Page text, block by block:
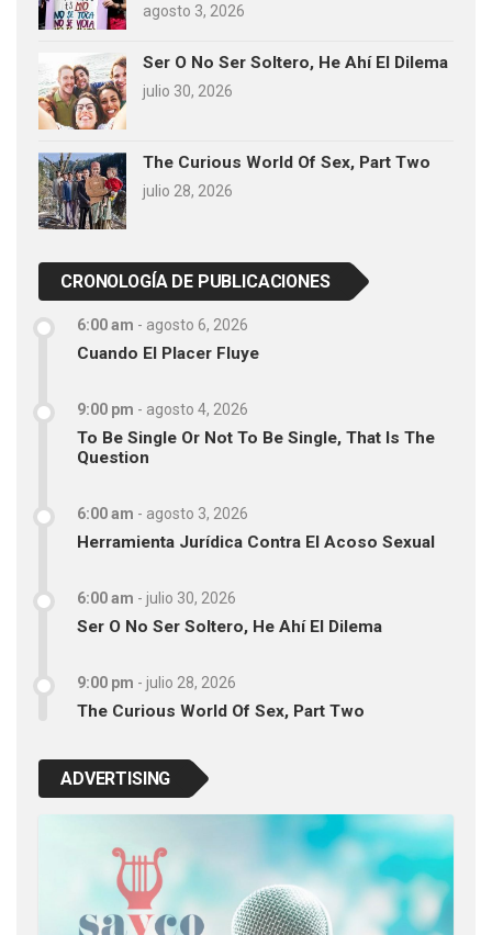
agosto 3, 2026
Ser O No Ser Soltero, He Ahí El Dilema
julio 30, 2026
The Curious World Of Sex, Part Two
julio 28, 2026
CRONOLOGÍA DE PUBLICACIONES
6:00 am - agosto 6, 2026
Cuando El Placer Fluye
9:00 pm - agosto 4, 2026
To Be Single Or Not To Be Single, That Is The
Question
6:00 am - agosto 3, 2026
Herramienta Jurídica Contra El Acoso Sexual
6:00 am - julio 30, 2026
Ser O No Ser Soltero, He Ahí El Dilema
9:00 pm - julio 28, 2026
The Curious World Of Sex, Part Two
ADVERTISING